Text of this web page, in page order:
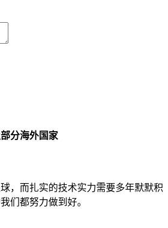
分海外国家
，而扎实的技术实力需要多年默默积
们都努力做到好。